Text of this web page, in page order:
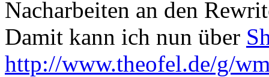
Nacharbeiten an den
Damit kann ich nun über
http://www.theofel.de/g/